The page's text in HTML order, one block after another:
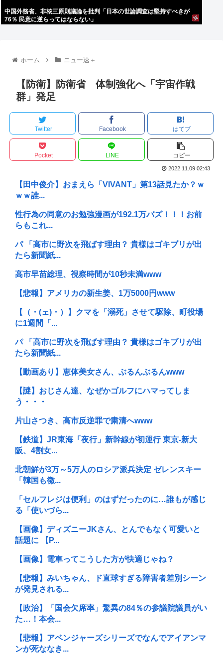
中国外務省、非核三原則議論を批判「日本の世論調査は堅持すべきが
76％ 民意に逆らってはならない」
ホーム ニュー速＋
【防衛】防衛省 体制強化へ「宇宙作戦
群」発足
Twitter Facebook はてブ
Pocket LINE コピー
2022.11.09 02:43
【田中俊介】おまえら「VIVANT」第13話見たか？ｗ
ｗｗ誰...
性行為の同意のお勉強漫画が192.1万バズ！！！お前
らもこれ...
パ 「高市に野次を飛ばす理由？ 貴様はゴキブリが出
たら新聞紙...
高市早苗総理、視察時間が10秒未満www
【悲報】アメリカの新生姜、1万5000円www
【（・(ェ)・）】クマを「溺死」させて駆除、町役場
に1週間「...
パ 「高市に野次を飛ばす理由？ 貴様はゴキブリが出
たら新聞紙...
【動画あり】恵体美女さん、ぶるんぶるんwww
【謎】おじさん達、なぜかゴルフにハマってしま
う・・・
片山さつき、高市反逆罪で粛清へwww
【鉄道】JR東海「夜行」新幹線が初運行 東京-新大
阪、4割女...
北朝鮮が3万～5万人のロシア派兵決定 ゼレンスキー
「韓国も徴...
「セルフレジは便利」のはずだったのに…誰もが感じ
る「使いづら...
【画像】ディズニーJKさん、とんでもなく可愛いと
話題に 【P...
【画像】電車ってこうした方が快適じゃね？
【悲報】みいちゃん、ド直球すぎる障害者差別シーン
が発見される...
【政治】「国会欠席率」驚異の84％の参議院議員がい
た…！本会...
【悲報】アベンジャーズシリーズでなんでアイアンマ
ンが死ななき...